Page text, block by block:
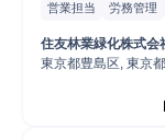
営業担当 労務管理
植栽
注文住宅 施
携帯電話/PC/PC周辺
住友林業緑化株式会
東京都豊島区, 東京